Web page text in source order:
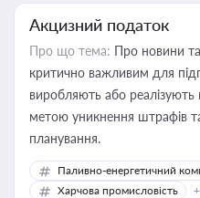
Акцизний податок
Про що тема: Про новини
критично важливим для
виробляють або реалізують
метою уникнення штрафів
планування.
Паливно-енергетичний
Харчова промисловість